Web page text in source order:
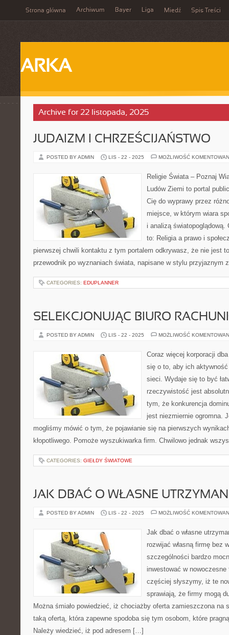
Strona główna Archiwum Bayer Liga Miedź Spis Treści
ARKA
Archive for 22 listopada, 2025
JUDAIZM I CHRZEŚCIJAŃSTWO
POSTED BY ADMIN LIS - 22 - 2025 MOŻLIWOŚĆ
Religie Świata – Poznaj
Ludów Ziemi to portal
Cię do wyprawy przez
miejsce, w którym wiara
i analizą światopoglądową.
to: Religia a prawo i
pierwszej chwili kontaktu z tym portalem odkrywasz, że nie jest
przewodnik po wyznaniach świata, napisane w stylu przyjaznym
CATEGORIES: EDUPLANNER
SELEKCJONUJĄC BIURO
POSTED BY ADMIN LIS - 22 - 2025 MOŻLIWOŚĆ
Coraz więcej korporacji
się o to, aby ich aktywność
sieci. Wydaje się to być
rzeczywistość jest
tym, że konkurencja
jest niezmiernie ogromna.
mogliśmy mówić o tym, że pojawianie się na pierwszych
kłopotliwego. Pomoże wyszukiwarka firm. Chwilowo jednak
CATEGORIES: GIEŁDY ŚWIATOWE
JAK DBAĆ O WŁASNE
POSTED BY ADMIN LIS - 22 - 2025 MOŻLIWOŚĆ
Jak dbać o własne
rozwijać własną firmę bez
szczególności bardzo
inwestować w
częściej słyszymy, iż te
sprawiają, że firmy mogą
Można śmiało powiedzieć, iż chociażby oferta zamieszczona na
taką ofertą, która zapewne spodoba się tym osobom, które
Należy wiedzieć, iż pod adresem […]